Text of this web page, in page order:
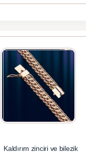
Kaldırım zinciri ve bilezik